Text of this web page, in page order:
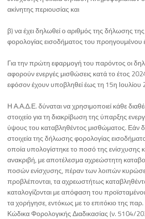
ακίνητης περιουσίας και
β) να έχει δηλωθεί ο αριθμός της δήλωσης
φορολογίας εισοδήματος του προηγουμένου
Για την πρώτη εφαρμογή του παρόντος οι
αφορούν ενεργές μισθώσεις κατά το έτος
εφόσον έχουν υποβληθεί έως τη 15η Ιουλίου
Η Α.Α.Δ.Ε. δύναται να χρησιμοποιεί κάθε
στοιχείο για τη διακρίβωση της ύπαρξης
ύψους του καταβληθέντος μισθώματος. Εάν
στοιχεία της δήλωσης φορολογίας
οποία υπολογίστηκε το ποσό της ενίσχυσης
ανακριβή, με αποτέλεσμα αχρεώστητη
ποσών ενίσχυσης, πέραν των λοιπών
προβλέπονται, τα αχρεωστήτως
καταλογίζονται με απόφαση του
τα χορήγησε, εντόκως με το επιτόκιο της
Κώδικα Φορολογικής Διαδικασίας (ν. 5104/